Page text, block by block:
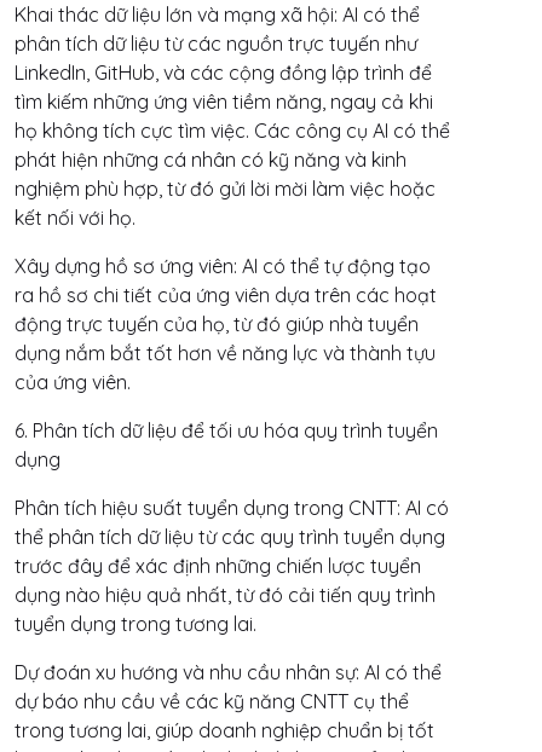
Khai thác dữ liệu lớn và mạng xã hội: AI có thể
phân tích dữ liệu từ các nguồn trực tuyến như
LinkedIn, GitHub, và các cộng đồng lập trình để
tìm kiếm những ứng viên tiềm năng, ngay cả khi
họ không tích cực tìm việc. Các công cụ AI có thể
phát hiện những cá nhân có kỹ năng và kinh
nghiệm phù hợp, từ đó gửi lời mời làm việc hoặc
kết nối với họ.
Xây dựng hồ sơ ứng viên: AI có thể tự động tạo
ra hồ sơ chi tiết của ứng viên dựa trên các hoạt
động trực tuyến của họ, từ đó giúp nhà tuyển
dụng nắm bắt tốt hơn về năng lực và thành tựu
của ứng viên.
6. Phân tích dữ liệu để tối ưu hóa quy trình tuyển
dụng
Phân tích hiệu suất tuyển dụng trong CNTT: AI có
thể phân tích dữ liệu từ các quy trình tuyển dụng
trước đây để xác định những chiến lược tuyển
dụng nào hiệu quả nhất, từ đó cải tiến quy trình
tuyển dụng trong tương lai.
Dự đoán xu hướng và nhu cầu nhân sự: AI có thể
dự báo nhu cầu về các kỹ năng CNTT cụ thể
trong tương lai, giúp doanh nghiệp chuẩn bị tốt